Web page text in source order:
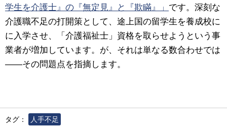
学生を介護士』の『無定見』と『欺瞞』」 です。深刻な
介護職不足の打開策として、途上国の留学生を養成校に
に入学させ、「介護福祉士」資格を取らせようという事
業者が増加しています。が、それは単なる数合わせでは
――その問題点を指摘します。
タグ：
人手不足